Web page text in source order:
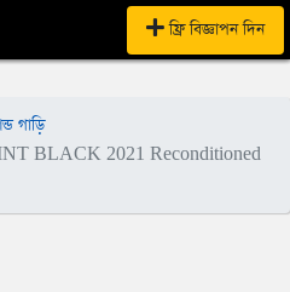
ফ্রি বিজ্ঞাপন দিন
গাড়ি
BLACK 2021 Reconditioned